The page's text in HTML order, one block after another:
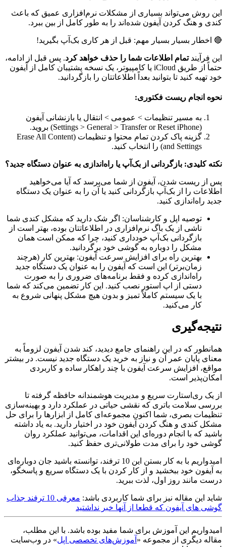
این روش می‌تواند بسیاری از مشکلات نرم‌افزاری عمیق که باعث
کندی و هنگ کردن آیفون شده‌اند را به طور کامل از بین ببرد.
🔴 اخطار بسیار بسیار مهم: قبل از هر کاری بک‌آپ بگیرید!
این فرآیندتمام اطلاعات شما را حذف خواهد کرد. پس قبل از ادامه،
حتماً از طریق iCloud یا کامپیوتر، یک نسخه پشتیبان کامل از آیفون
خود تهیه کنید تا بتوانید بعداً اطلاعاتتان را بازگردانید.
نحوه انجام ریست فکتوری:
به مسیر تنظیمات > عمومی > انتقال یا بازنشانی آیفون
(Settings > General > Transfer or Reset iPhone) بروید.
گزینه پاک کردن تمام محتوا و تنظیمات (Erase All Content
and Settings) را انتخاب کنید.
نکته کلیدی: بازگردانی از بک‌آپ یا راه‌اندازی به عنوان دستگاه جدید؟
پس از ریست شدن، آیفون از شما می‌پرسد که آیا می‌خواهید
اطلاعات را از بک‌آپ بازگردانی کنید یا آن را به عنوان یک دستگاه
جدید راه‌اندازی کنید.
توصیه اپل و کارشناسان: اگر شک دارید که مشکل کندی شما
ناشی از یک باگ نرم‌افزاری در اطلاعاتتان بوده، بهتر است از
بازگردانی بک‌آپ خودداری کنید، چرا که ممکن است همان
مشکل را دوباره به گوشی خود برگردانید.
بهترین راه برای افزایش سرعت آیفون: بهترین کار (هرچند
زمان‌برتر) این است که آیفون را به عنوان یک دستگاه جدید
راه‌اندازی کرده و فقط برنامه‌های ضروری را به صورت
دستی از اپ استور نصب کنید. این کار تضمین می‌کند که شما
با یک سیستم کاملاً تمیز و بدون هیچ مشکل پنهانی شروع به
کار می‌کنید.
نتیجه‌گیری
همانطور که در این راهنمای جامع دیدید، کند شدن آیفون لزوماً به
معنای پایان عمر آن و نیاز به خرید یک دستگاه جدید نیست. در بیشتر
مواقع، افزایش سرعت آیفون با چند راهکار ساده و کاربردی
امکان‌پذیر است.
از یک ری‌استارت سریع و مدیریت هوشمندانه حافظه گرفته تا
بررسی سلامت باتری که نقشی حیاتی در عملکرد دارد و بهینه‌سازی
تنظیمات بصری، شما اکنون مجموعه‌ای کامل از ابزارها را برای حل
مشکل کندی و هنگ کردن آیفون خود در اختیار دارید. به یاد داشته
باشید که با انجام دوره‌ای این اقدامات، می‌توانید عملکرد روان
گوشی خود را برای مدت طولانی‌تری حفظ کنید.
امیدواریم با به کار بستن این 10 ترفند، توانسته باشید جان دوباره‌ای
به آیفون خود ببخشید و از کار کردن با یک دستگاه سریع و پاسخگو،
درست مانند روز اول، لذت ببرید.
شاید این مقاله نیز برای شما کاربردی باشد:
معرفی 10 ترفند جذاب
گوشی های آیفون که قطعا از آنها خبر نداشتید
امیدواریم این آموزش برای شما مفید بوده باشد. با این مطلب،
مقاله دیگری از مجموعه « آموزش‌های تخصصی اپل» در وب‌سایت